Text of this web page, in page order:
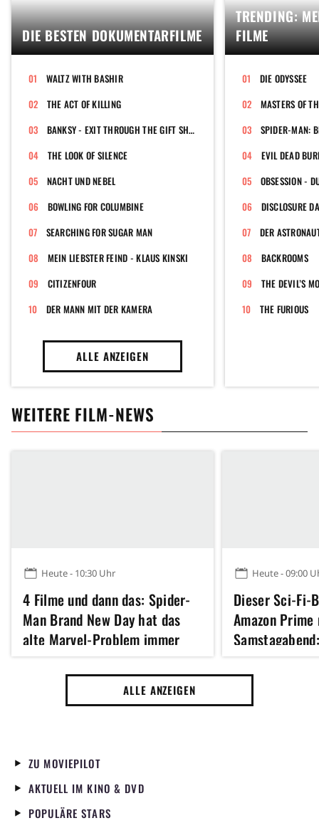
DIE BESTEN DOKUMENTARFILME
WALTZ WITH BASHIR
THE ACT OF KILLING
BANKSY - EXIT THROUGH THE GIFT SHOP
THE LOOK OF SILENCE
NACHT UND NEBEL
BOWLING FOR COLUMBINE
SEARCHING FOR SUGAR MAN
MEIN LIEBSTER FEIND - KLAUS KINSKI
CITIZENFOUR
DER MANN MIT DER KAMERA
ALLE ANZEIGEN
TRENDING:
FILME
DIE ODYSSEE
MASTERS OF
SPIDER-MAN:
EVIL DEAD
OBSESSION -
DER
BACKROOMS
THE FURIOUS
WEITERE FILM-NEWS
Heute - 10:30 Uhr
4 Filme und dann das: Spider-
Man Brand New Day hat das
alte Marvel-Problem immer
noch nicht gelöst
Heute - 09:00
Dieser Sci-Fi-
Amazon
und
ALLE ANZEIGEN
ZU MOVIEPILOT
AKTUELL IM KINO & DVD
POPULÄRE STARS